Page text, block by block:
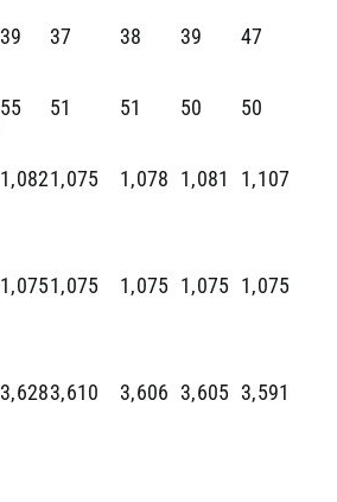
39 37 38 39 47
55 51 51 50 50
1,0821,075 1,078 1,081 1,107
1,0751,075 1,075 1,075 1,075
3,6283,610 3,606 3,605 3,591